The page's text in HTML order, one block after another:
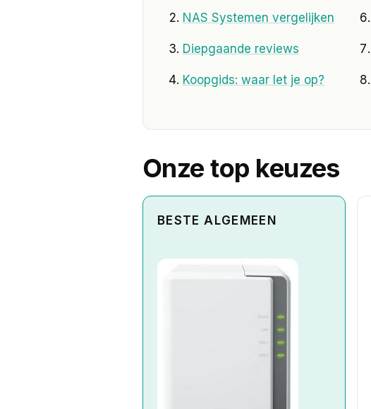
NAS Systemen vergelijken
Diepgaande reviews
Koopgids: waar let je op?
Onze top keuzes
BESTE ALGEMEEN